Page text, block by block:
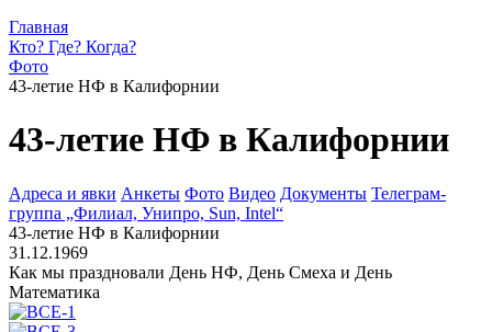
Главная
Кто? Где? Когда?
Фото
43-летие НФ в Калифорнии
43-летие НФ в Калифорнии
Адреса и явки Анкеты Фото Видео Документы Телеграм-
группа „Филиал, Унипро, Sun, Intel“
43-летие НФ в Калифорнии
31.12.1969
Как мы праздновали День НФ, День Смеха и День
Математика